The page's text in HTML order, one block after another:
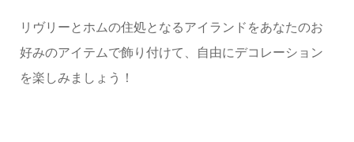
リヴリーとホムの住処となるアイランドをあなたのお
好みのアイテムで飾り付けて、自由にデコレーション
を楽しみましょう！